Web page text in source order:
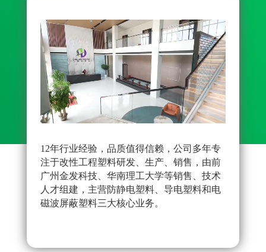
12年行业经验，品质值得信赖，公司多年专
注于改性工程塑料研发、生产、销售，由前
广州金发科技、华南理工大学等销售、技术
人才组建，主营防静电塑料、导电塑料和电
磁波屏蔽塑料三大核心业务。